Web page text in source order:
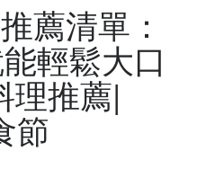
薦清單：
輕鬆大口
理推薦|
節